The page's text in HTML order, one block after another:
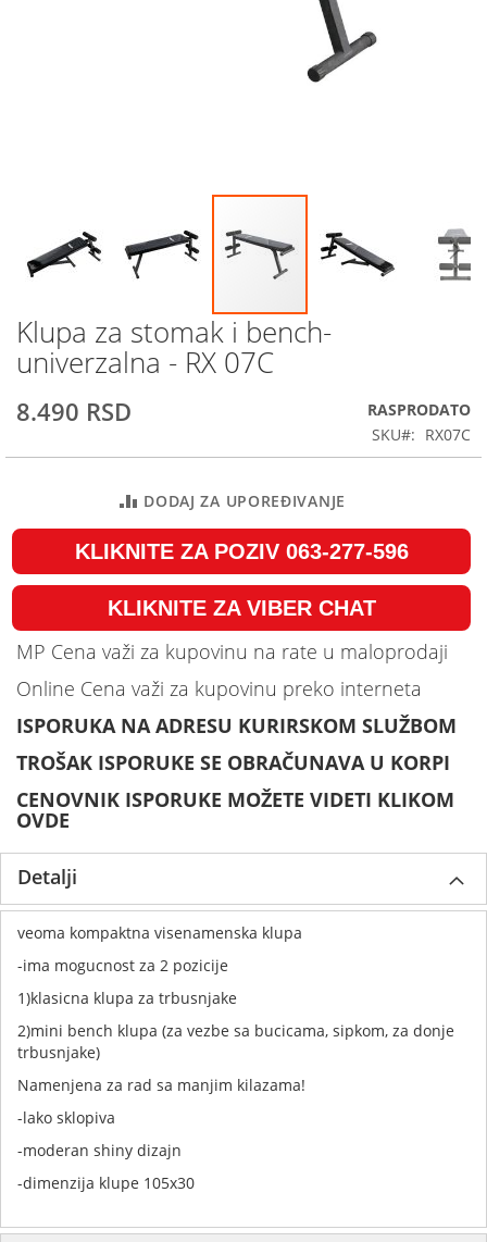
Skip
to
the
of
images
Klupa za stomak i bench-
univerzalna - RX 07C
8.490 RSD
RASPRODATO
SKU
RX07C
DODAJ ZA UPOREĐIVANJE
KLIKNITE ZA POZIV 063-277-596
KLIKNITE ZA VIBER CHAT
MP Cena važi za kupovinu na rate u maloprodaji
Online Cena važi za kupovinu preko interneta
ISPORUKA NA ADRESU KURIRSKOM SLUŽBOM
TROŠAK ISPORUKE SE OBRAČUNAVA U KORPI
CENOVNIK ISPORUKE MOŽETE VIDETI KLIKOM
OVDE
Detalji
veoma kompaktna visenamenska klupa
-ima mogucnost za 2 pozicije
1)klasicna klupa za trbusnjake
2)mini bench klupa (za vezbe sa bucicama, sipkom, za donje
trbusnjake)
Namenjena za rad sa manjim kilazama!
-lako sklopiva
-moderan shiny dizajn
-dimenzija klupe 105x30